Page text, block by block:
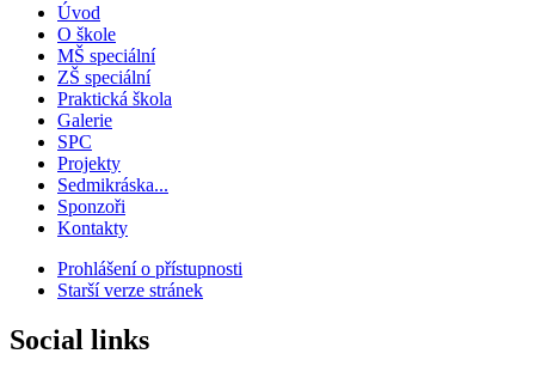
Úvod
O škole
MŠ speciální
ZŠ speciální
Praktická škola
Galerie
SPC
Projekty
Sedmikráska...
Sponzoři
Kontakty
Menu
patičky
Prohlášení o přístupnosti
Starší verze stránek
Social links